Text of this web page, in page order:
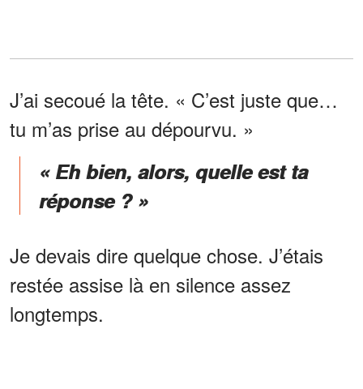
J’ai secoué la tête. « C’est juste que…
tu m’as prise au dépourvu. »
« Eh bien, alors, quelle est ta
réponse ? »
Je devais dire quelque chose. J’étais
restée assise là en silence assez
longtemps.